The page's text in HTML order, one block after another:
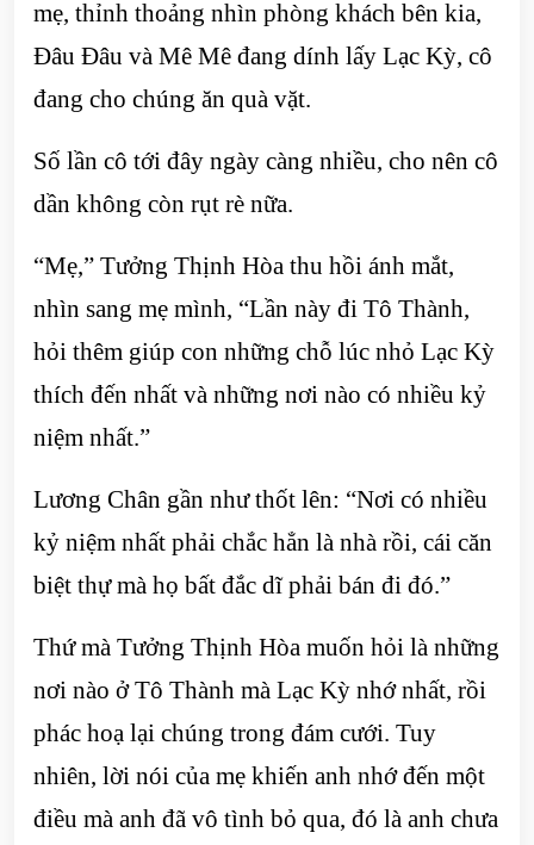
mẹ, thỉnh thoảng nhìn phòng khách bên kia,
Đâu Đâu và Mê Mê đang dính lấy Lạc Kỳ, cô
đang cho chúng ăn quà vặt.
Số lần cô tới đây ngày càng nhiều, cho nên cô
dần không còn rụt rè nữa.
“Mẹ,” Tưởng Thịnh Hòa thu hồi ánh mắt,
nhìn sang mẹ mình, “Lần này đi Tô Thành,
hỏi thêm giúp con những chỗ lúc nhỏ Lạc Kỳ
thích đến nhất và những nơi nào có nhiều kỷ
niệm nhất.”
Lương Chân gần như thốt lên: “Nơi có nhiều
kỷ niệm nhất phải chắc hẳn là nhà rồi, cái căn
biệt thự mà họ bất đắc dĩ phải bán đi đó.”
Thứ mà Tưởng Thịnh Hòa muốn hỏi là những
nơi nào ở Tô Thành mà Lạc Kỳ nhớ nhất, rồi
phác hoạ lại chúng trong đám cưới. Tuy
nhiên, lời nói của mẹ khiến anh nhớ đến một
điều mà anh đã vô tình bỏ qua, đó là anh chưa